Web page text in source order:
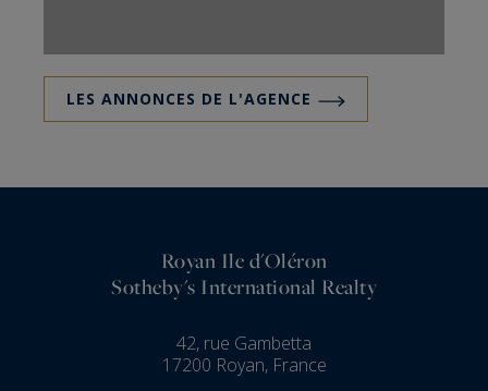
confidentialité et à l'intégrité de leurs dossiers.
Nous avons à cœur de faire en sorte que vos
de notre expertise et de notre réseau mondial,
ainsi que d'un service haut de gamme pour vous
aider à trouver la propriété de vos rêves en
Charente Maritime.
LES ANNONCES DE L'AGENCE
Royan Ile d'Oléron
Sotheby's International Realty
42, rue Gambetta
17200 Royan, France